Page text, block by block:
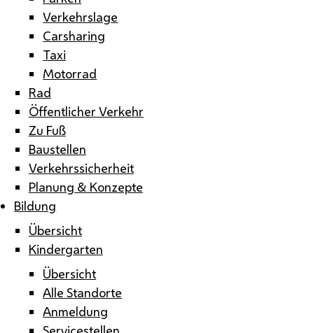
Verkehrslage
Carsharing
Taxi
Motorrad
Rad
Öffentlicher Verkehr
Zu Fuß
Baustellen
Verkehrssicherheit
Planung & Konzepte
Bildung
Übersicht
Kindergarten
Übersicht
Alle Standorte
Anmeldung